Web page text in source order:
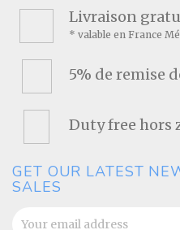
Livraison
* valable en France
5% de remise
Duty free hors
GET OUR LATEST
SALES